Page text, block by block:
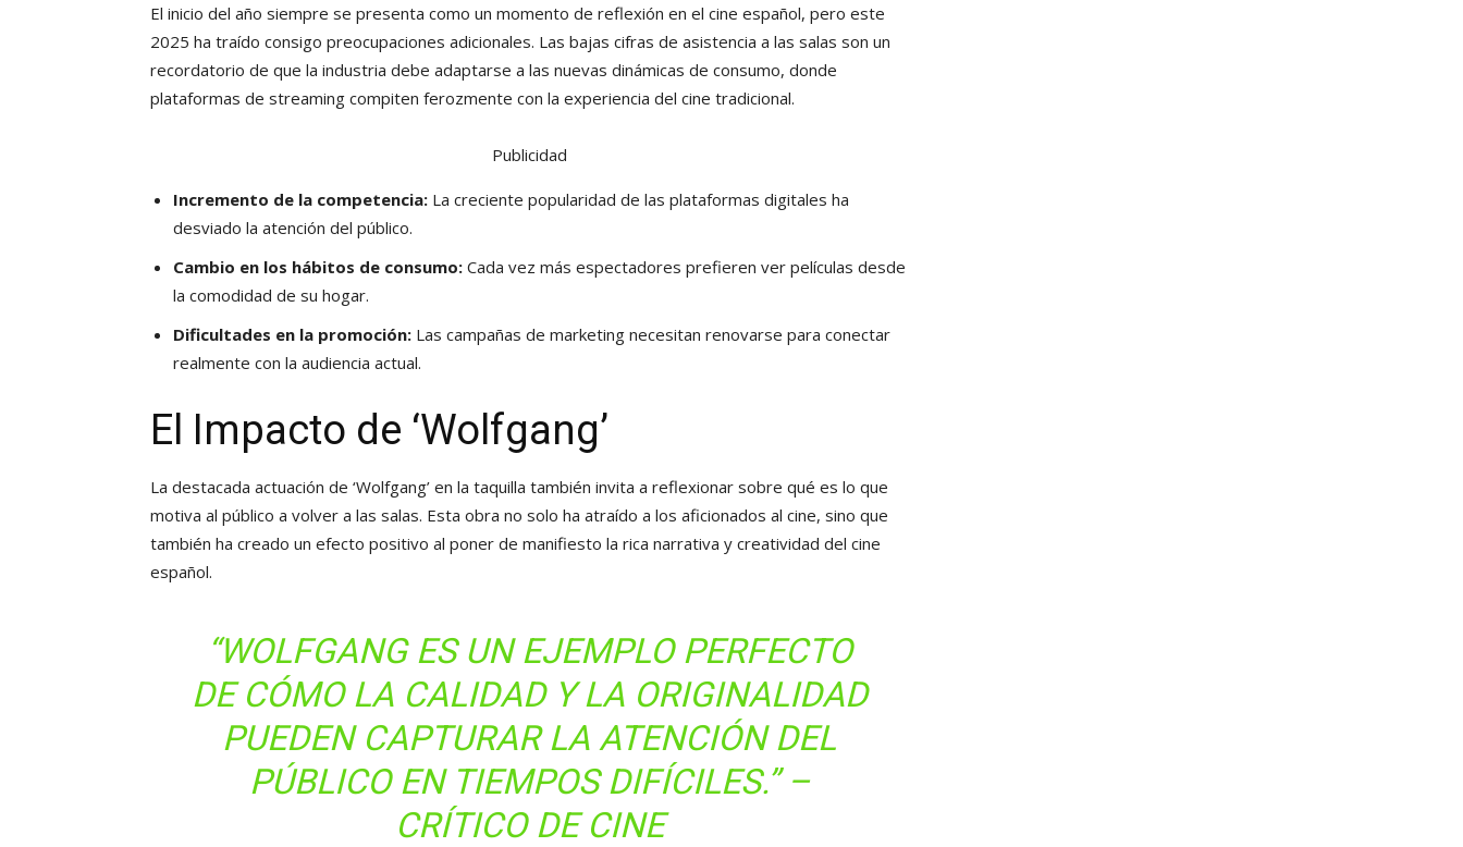
El inicio del año siempre se presenta como un momento de reflexión en el cine español, pero este
2025 ha traído consigo preocupaciones adicionales. Las bajas cifras de asistencia a las salas son un
recordatorio de que la industria debe adaptarse a las nuevas dinámicas de consumo, donde
plataformas de streaming compiten ferozmente con la experiencia del cine tradicional.
Publicidad
Incremento de la competencia: La creciente popularidad de las plataformas digitales ha
desviado la atención del público.
Cambio en los hábitos de consumo: Cada vez más espectadores prefieren ver películas desde
la comodidad de su hogar.
Dificultades en la promoción: Las campañas de marketing necesitan renovarse para conectar
realmente con la audiencia actual.
El Impacto de ‘Wolfgang’
La destacada actuación de ‘Wolfgang’ en la taquilla también invita a reflexionar sobre qué es lo que
motiva al público a volver a las salas. Esta obra no solo ha atraído a los aficionados al cine, sino que
también ha creado un efecto positivo al poner de manifiesto la rica narrativa y creatividad del cine
español.
“WOLFGANG ES UN EJEMPLO PERFECTO
DE CÓMO LA CALIDAD Y LA ORIGINALIDAD
PUEDEN CAPTURAR LA ATENCIÓN DEL
PÚBLICO EN TIEMPOS DIFÍCILES.” –
CRÍTICO DE CINE